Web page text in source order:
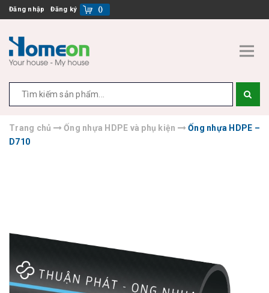
Đăng nhập Đăng ký ()
Trang chủ Ống nhựa HDPE và phụ kiện
Ống nhựa HDPE –
D710